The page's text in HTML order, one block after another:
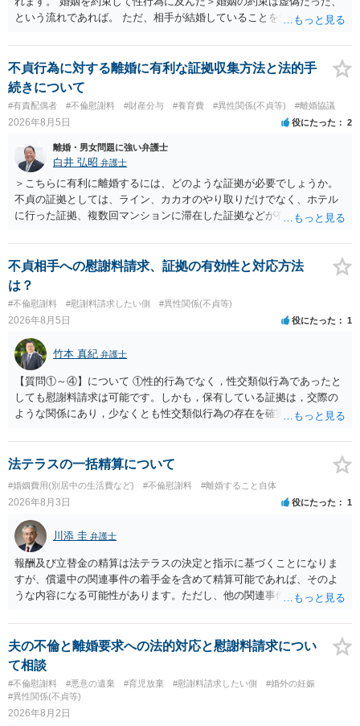
という流れであれば。 ただ、相手が結婚していることを知って行為に
性も認められそうですので、あまり慰謝料は高額にならないように思
われます。 一度、最寄りの弁護士に相談してみてください。
不貞行為に対する離婚に有利な証拠収集方法と法的手
続きについて
#有責配偶者 #不倫慰謝料 #財産分与 #養育費 #異性関係(不貞等) #離婚協議
2026年8月5日 役にたった 2
離婚・男女問題に強い弁護士
白井 弘昭 弁護士
＞こちらに有利に離婚するには、どのような証拠が必要でしょうか。
不貞の証拠としては、ライン、カカオのやり取りだけでなく、ホテル
に行った証拠、複数回マンションに滞在した証拠などが有効です。 不
婚する、慰謝料をとるなど）ことができると思われます。 ただし、不
貞発覚後、長期間同居を続けると、不貞を許したとの評価につながる
場合がありますので、ご注意ください。 以上、ご参考まで。
不貞相手への慰謝料請求、証拠の有効性と対応方法
は？
#不倫慰謝料 #慰謝料請求したい側 #異性関係(不貞等)
2026年8月5日 役にたった 1
竹本 真紀 弁護士
【質問①～④】について ①性的行為でなく，性交類似行為であったと
しても慰謝料請求は可能です。しかも，保有している証拠は，交際の
ような関係にあり，少なくとも性交類似行為の存在を確実に証明でき
ことを窺わせるものです。）。ですから，慰謝料請求を進めることで
よいと思います。 ただ．慰謝料額については，婚姻破綻に至っていな
いとして，この点を考慮されることになるかもしれません。 ②夫との
今後のことを考えて書いてもらうか否かを検討するのがよいと思いま
す。今ある証拠以上のことを証明（証明力を強めることも含む）でき
るのであれば，前向きに検討を進めるという考え方でもよいでしょ
う。慰謝料請求としては証拠として使えることが前提であり，その価
値と夫との関係との均衡のように思います。 ③行政書士に委任をして
いるのであれば，どのような内容の委任なのか不明ですが，その行政
書士との協議になると思います。請求するか，訴訟にするか，その点
の見極めや，相手方は性交類似行為は認めているのか，それさえも否
定しているのかによって，考え方・進め方は変わってくると思いま
す。 ④性交類似行為を認めているにもかかわらず支払を拒否するので
あれば，本人（行政書士でも同じだと思います。）への対応ではあま
り変わらないように思います。減額で折り合えるなら本人様の交渉で
もよいように思いますが，ゼロかどうかの観点であれば，訴訟に進む
しかなくなるようにも思います。そうしますと，お近くの弁護士に相
談して進めることを検討した方がよいようにも思います。
法テラスの一括精算について
#婚姻費用(別居中の生活費など) #不倫慰謝料 #離婚すること自体
2026年8月3日 役にたった 1
川添 圭 弁護士
報酬及び立替金の精算は法テラスの決定と指示に基づくことになりま
すが、償還中の関連事件の着手金を含めて精算可能であれば、そのよ
うな内容になる可能性があります。ただし、他の関連事件でも相手方
情によって対応が違いますので、法テラスへお尋ねいただいた方が確
実です。
夫の不倫と離婚要求への法的対応と慰謝料請求につい
て相談
#不倫慰謝料 #悪意の遺棄 #育児放棄 #慰謝料請求したい側
#婚外の妊娠
#異性関係(不貞等)
2026年8月2日